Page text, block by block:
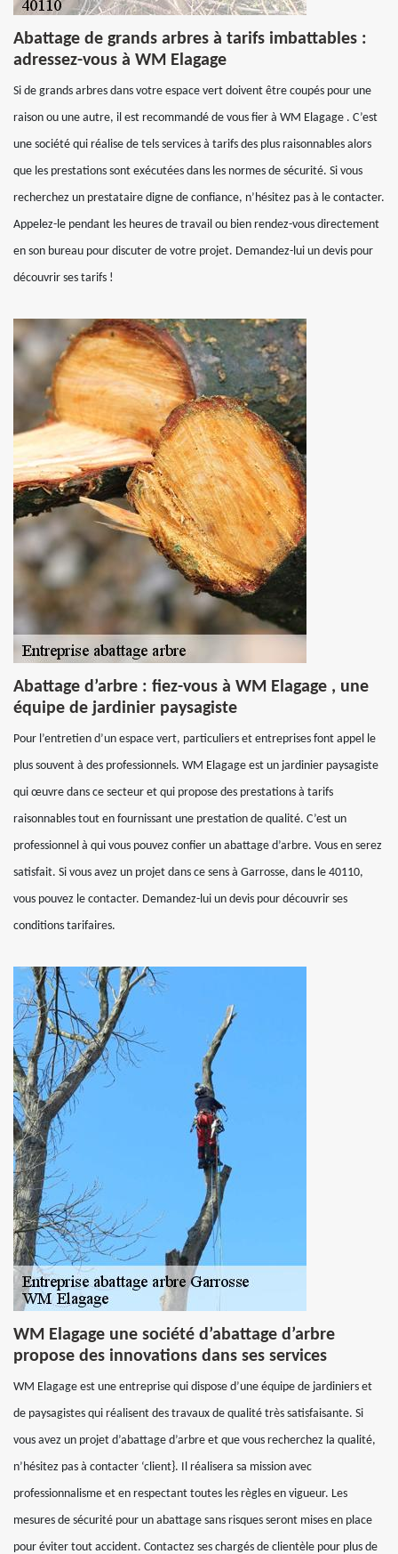
Abattage de grands arbres à tarifs imbattables :
adressez-vous à WM Elagage
Si de grands arbres dans votre espace vert doivent être coupés pour une
raison ou une autre, il est recommandé de vous fier à WM Elagage . C’est
une société qui réalise de tels services à tarifs des plus raisonnables alors
que les prestations sont exécutées dans les normes de sécurité. Si vous
recherchez un prestataire digne de confiance, n’hésitez pas à le contacter.
Appelez-le pendant les heures de travail ou bien rendez-vous directement
en son bureau pour discuter de votre projet. Demandez-lui un devis pour
découvrir ses tarifs !
Abattage d’arbre : fiez-vous à WM Elagage , une
équipe de jardinier paysagiste
Pour l’entretien d’un espace vert, particuliers et entreprises font appel le
plus souvent à des professionnels. WM Elagage est un jardinier paysagiste
qui œuvre dans ce secteur et qui propose des prestations à tarifs
raisonnables tout en fournissant une prestation de qualité. C’est un
professionnel à qui vous pouvez confier un abattage d’arbre. Vous en serez
satisfait. Si vous avez un projet dans ce sens à Garrosse, dans le 40110,
vous pouvez le contacter. Demandez-lui un devis pour découvrir ses
conditions tarifaires.
WM Elagage une société d’abattage d’arbre
propose des innovations dans ses services
WM Elagage est une entreprise qui dispose d’une équipe de jardiniers et
de paysagistes qui réalisent des travaux de qualité très satisfaisante. Si
vous avez un projet d’abattage d’arbre et que vous recherchez la qualité,
n’hésitez pas à contacter ‘client}. Il réalisera sa mission avec
professionnalisme et en respectant toutes les règles en vigueur. Les
mesures de sécurité pour un abattage sans risques seront mises en place
pour éviter tout accident. Contactez ses chargés de clientèle pour plus de